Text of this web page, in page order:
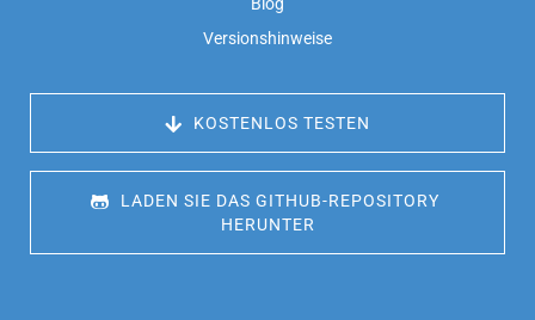
Versionshinweise
KOSTENLOS TESTEN
LADEN SIE DAS GITHUB-REPOSITORY
HERUNTER